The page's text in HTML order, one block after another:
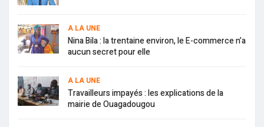
A LA UNE
Nina Bila : la trentaine environ, le E-commerce n’a
aucun secret pour elle
A LA UNE
Travailleurs impayés : les explications de la
mairie de Ouagadougou